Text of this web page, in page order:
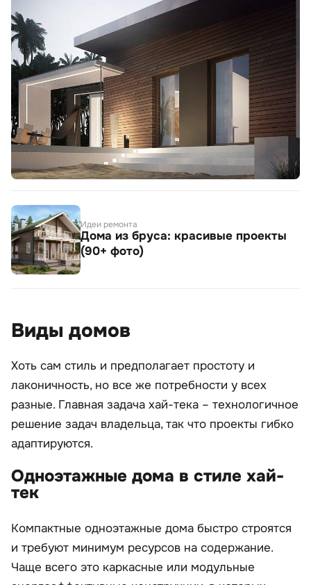
Идеи ремонта
Дома из бруса: красивые проекты
(90+ фото)
Виды домов
Хоть сам стиль и предполагает простоту и
лаконичность, но все же потребности у всех
разные. Главная задача хай-тека – технологичное
решение задач владельца, так что проекты гибко
адаптируются.
Одноэтажные дома в стиле хай-
тек
Компактные одноэтажные дома быстро строятся
и требуют минимум ресурсов на содержание.
Чаще всего это каркасные или модульные